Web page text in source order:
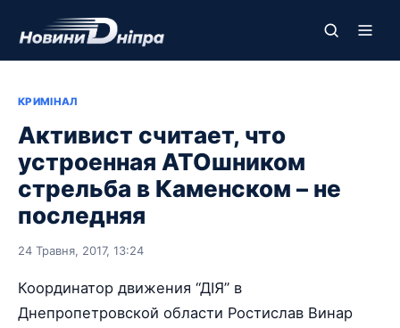
КРИМІНАЛ
Активист считает, что
устроенная АТОшником
стрельба в Каменском – не
последняя
24 Травня, 2017, 13:24
Координатор движения “ДІЯ” в
Днепропетровской области Ростислав Винар